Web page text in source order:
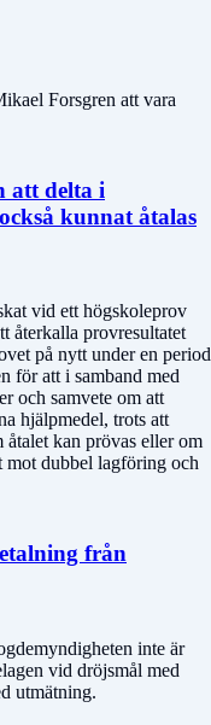
Forsgren att vara
att delta i
kunnat åtalas
vid ett högskoleprov
återkalla provresultatet
på nytt under en period
för att i samband med
och samvete om att
hjälpmedel, trots att
kan prövas eller om
mot dubbel lagföring och
från
inte är
vid dröjsmål med
utmätning.